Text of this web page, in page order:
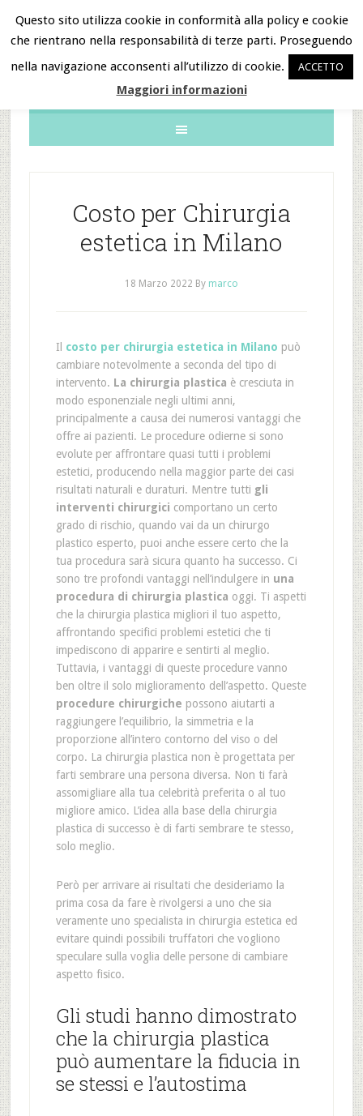
B&B Notizie
Costo per Chirurgia
estetica in Milano
18 Marzo 2022 By marco
Il costo per chirurgia estetica in Milano può
cambiare notevolmente a seconda del tipo di
intervento. La chirurgia plastica è cresciuta in
modo esponenziale negli ultimi anni,
principalmente a causa dei numerosi vantaggi che
offre ai pazienti. Le procedure odierne si sono
evolute per affrontare quasi tutti i problemi
estetici, producendo nella maggior parte dei casi
risultati naturali e duraturi. Mentre tutti gli
interventi chirurgici comportano un certo
grado di rischio, quando vai da un chirurgo
plastico esperto, puoi anche essere certo che la
tua procedura sarà sicura quanto ha successo. Ci
sono tre profondi vantaggi nell’indulgere in una
procedura di chirurgia plastica oggi. Ti aspetti
che la chirurgia plastica migliori il tuo aspetto,
affrontando specifici problemi estetici che ti
impediscono di apparire e sentirti al meglio.
Tuttavia, i vantaggi di queste procedure vanno
ben oltre il solo miglioramento dell’aspetto. Queste
procedure chirurgiche possono aiutarti a
raggiungere l’equilibrio, la simmetria e la
proporzione all’intero contorno del viso o del
corpo. La chirurgia plastica non è progettata per
farti sembrare una persona diversa. Non ti farà
assomigliare alla tua celebrità preferita o al tuo
migliore amico. L’idea alla base della chirurgia
plastica di successo è di farti sembrare te stesso,
solo meglio.
Però per arrivare ai risultati che desideriamo la
prima cosa da fare è rivolgersi a uno che sia
veramente uno specialista in chirurgia estetica ed
evitare quindi possibili truffatori che vogliono
speculare sulla voglia delle persone di cambiare
aspetto fisico.
Gli studi hanno dimostrato
che la chirurgia plastica
può aumentare la fiducia in
se stessi e l’autostima
Questo sito utilizza cookie in conformità alla policy e cookie
che rientrano nella responsabilità di terze parti. Proseguendo
nella navigazione acconsenti all’utilizzo di cookie.
ACCETTO
Maggiori informazioni